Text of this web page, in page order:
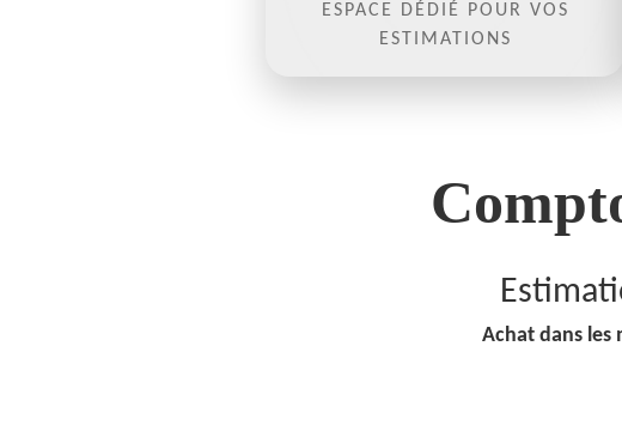
ESPACE DÉDIÉ POUR VOS
ESTIMATIONS
Achat dans